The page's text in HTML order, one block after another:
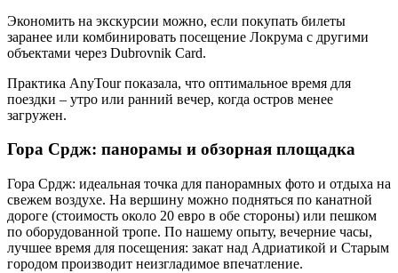
Экономить на экскурсии можно, если покупать билеты
заранее или комбинировать посещение Локрума с другими
объектами через Dubrovnik Card.
Практика AnyTour показала, что оптимальное время для
поездки – утро или ранний вечер, когда остров менее
загружен.
Гора Срдж: панорамы и обзорная площадка
Гора Срдж: идеальная точка для панорамных фото и отдыха на
свежем воздухе. На вершину можно подняться по канатной
дороге (стоимость около 20 евро в обе стороны) или пешком
по оборудованной тропе. По нашему опыту, вечерние часы,
лучшее время для посещения: закат над Адриатикой и Старым
городом производит неизгладимое впечатление.